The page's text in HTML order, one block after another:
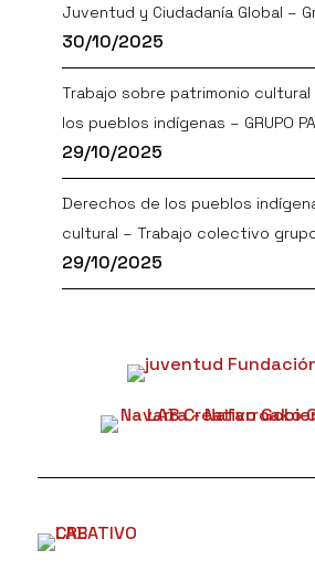
Juventud y Ciudadanía Global –
30/10/2025
Trabajo sobre patrimonio
los pueblos indígenas – GRUPO
29/10/2025
Derechos de los pueblos
cultural – Trabajo colectivo
29/10/2025